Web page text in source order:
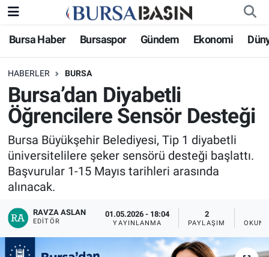
Bursa Haber Bursaspor Gündem Ekonomi
HABERLER BURSA
Bursa’dan Diyabetli
Öğrencilere Sensör Desteği
Bursa Büyükşehir Belediyesi, Tip 1 diyabetli
üniversitelilere şeker sensörü desteği başlattı.
Başvurular 1-15 Mayıs tarihleri arasında
alınacak.
RAVZA ASLAN
EDITÖR
01.05.2026 - 18:04
YAYINLANMA
2
PAYLAŞIM
Bursa Haber
Genel
Bilim, Teknoloji
KÜLTÜR-SANAT
Bursa Nöbetçi Eczaneler
Bursa Hava Durumu
Bursa Namaz Vakitleri
Bursa Trafik Yoğunluk Haritası
Süper Lig Puan Durumu ve Fikstür